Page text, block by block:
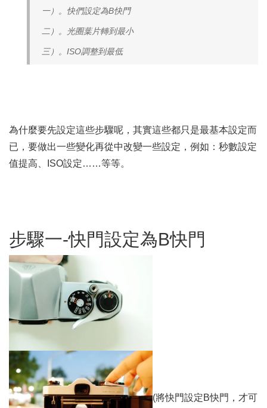
一）。快們設定為B快門
二）。光圈葉片轉到最小
三）。ISO調整到最低
為什麼要先設定這些步驟呢，其實這些都只是最基本設定而
已，要做出一些變化再從中改變一些設定，例如：秒數設定
值提高、ISO設定……等等。
步驟一-快門設定為B快門
(將快門設定B快門，才可